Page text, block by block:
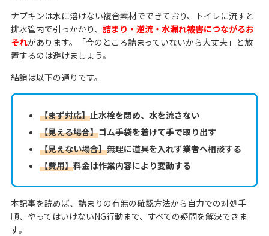
ナプキンは水に溶けない複合素材でできており、トイレに流すと
排水管内で引っかかり、 詰まり・逆流・水漏れ被害につながるお
それがあります。「今のところ詰まっていないから大丈夫」と放
置するのは避けましょう。
結論は以下の通りです。
【まず対応】止水栓を閉め、水を流さない
【見える場合】ゴム手袋を着けて手で取り出す
【見えない場合】無理に道具を入れず業者へ相談する
【費用】料金は作業内容により変動する
本記事を読めば、詰まりの有無の確認方法から自力での対処手
順、やってはいけないNG行動まで、すべての疑問を解決できま
す。